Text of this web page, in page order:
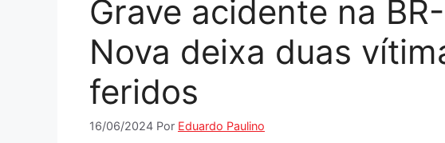
Grave acidente na
Nova deixa duas
feridos
16/06/2024 Por Eduardo Paulino